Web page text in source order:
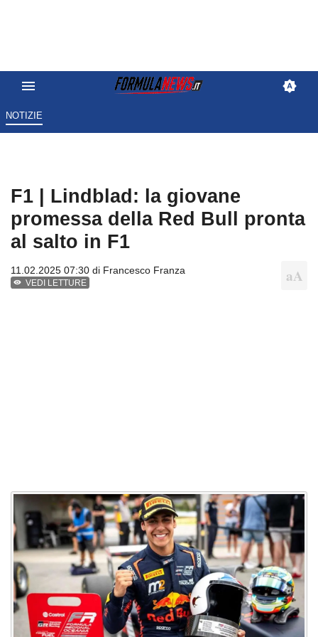
NOTIZIE
F1 | Lindblad: la giovane
promessa della Red Bull pronta
al salto in F1
11.02.2025 07:30 di Francesco Franza
VEDI LETTURE